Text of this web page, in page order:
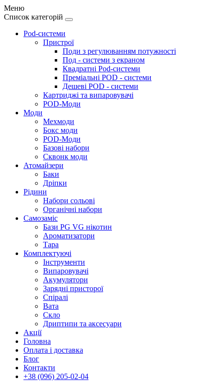
Меню
Список категорій
Pod-системи
Пристрої
Поди з регулюванням потужності
Под - системи з екраном
Квадратні Pod-системи
Преміальні POD - системи
Дешеві POD - системи
Картриджі та випаровувачі
POD-Моди
Моди
Мехмоди
Бокс моди
POD-Моди
Базові набори
Сквонк моди
Атомайзери
Баки
Дріпки
Рідини
Набори сольові
Органічні набори
Самозаміс
Бази PG VG нікотин
Ароматизатори
Тара
Комплектуючі
Інструменти
Випаровувачі
Акумулятори
Зарядні присторої
Спіралі
Вата
Скло
Дриптипи та аксесуари
Акції
Головна
Оплата і доставка
Блог
Контакти
+38 (096) 205-02-04